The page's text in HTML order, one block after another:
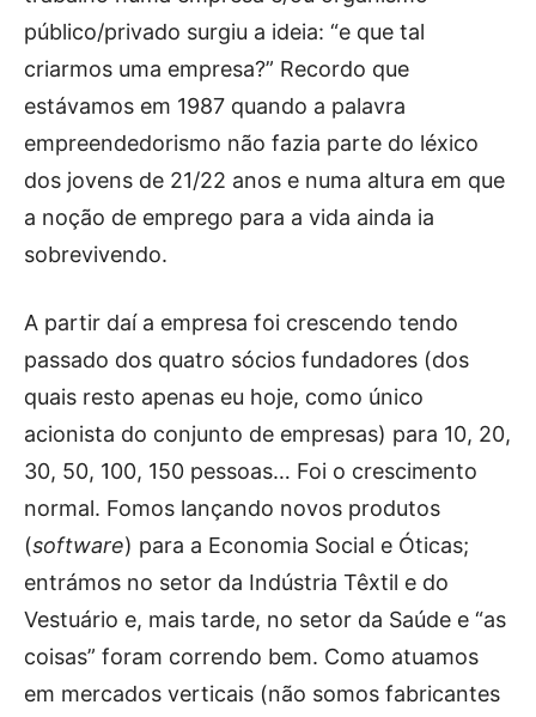
público/privado surgiu a ideia: “e que tal
criarmos uma empresa?” Recordo que
estávamos em 1987 quando a palavra
empreendedorismo não fazia parte do léxico
dos jovens de 21/22 anos e numa altura em que
a noção de emprego para a vida ainda ia
sobrevivendo.
A partir daí a empresa foi crescendo tendo
passado dos quatro sócios fundadores (dos
quais resto apenas eu hoje, como único
acionista do conjunto de empresas) para 10, 20,
30, 50, 100, 150 pessoas… Foi o crescimento
normal. Fomos lançando novos produtos
(software) para a Economia Social e Óticas;
entrámos no setor da Indústria Têxtil e do
Vestuário e, mais tarde, no setor da Saúde e “as
coisas” foram correndo bem. Como atuamos
em mercados verticais (não somos fabricantes